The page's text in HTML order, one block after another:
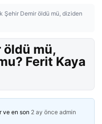
Şehir Demir öldü mü, diziden
öldü mü,
Ferit Kaya
ve en son 2 ay önce admin